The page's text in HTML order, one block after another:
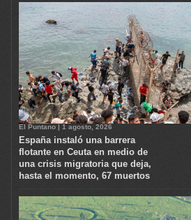
El Puntano | 1 agosto, 2026
España instaló una barrera
flotante en Ceuta en medio de
una crisis migratoria que deja,
hasta el momento, 67 muertos